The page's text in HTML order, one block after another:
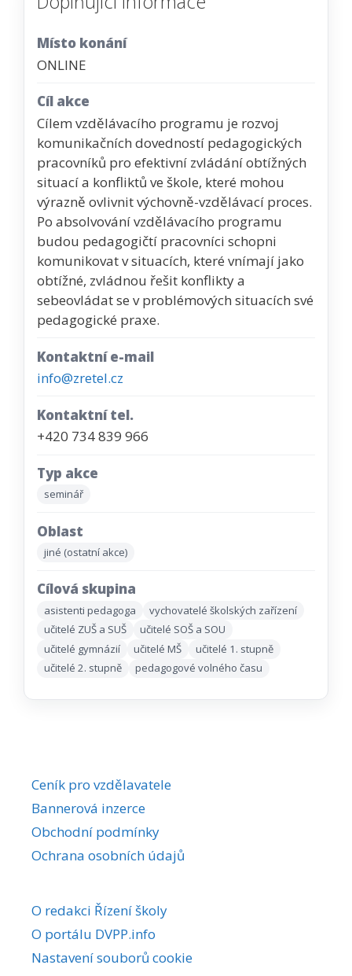
Místo konání
ONLINE
Cíl akce
Cílem vzdělávacího programu je rozvoj
komunikačních dovedností pedagogických
pracovníků pro efektivní zvládání obtížných
situací a konfliktů ve škole, které mohou
výrazně ovlivnit výchovně-vzdělávací proces.
Po absolvování vzdělávacího programu
budou pedagogičtí pracovníci schopni
komunikovat v situacích, které vnímají jako
obtížné, zvládnou řešit konflikty a
sebeovládat se v problémových situacích své
pedagogické praxe.
Kontaktní e-mail
info@zretel.cz
Kontaktní tel.
+420 734 839 966
Typ akce
seminář
Oblast
jiné (ostatní akce)
Cílová skupina
asistenti pedagoga
vychovatelé školských zařízení
učitelé ZUŠ a SUŠ
učitelé SOŠ a SOU
učitelé gymnázií
učitelé MŠ
učitelé 1. stupně
učitelé 2. stupně
pedagogové volného času
Ceník pro vzdělavatele
Bannerová inzerce
Obchodní podmínky
Ochrana osobních údajů
O redakci Řízení školy
O portálu DVPP.info
Nastavení souborů cookie